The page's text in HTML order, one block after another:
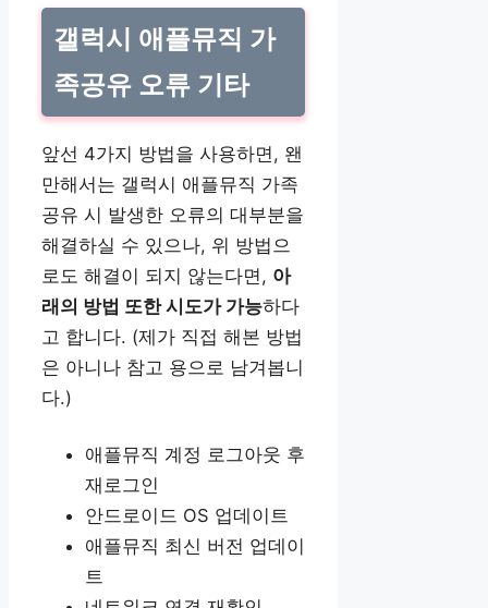
갤럭시 애플뮤직 가
족공유 오류 기타
앞선 4가지 방법을 사용하면, 왠
만해서는 갤럭시 애플뮤직 가족
공유 시 발생한 오류의 대부분을
해결하실 수 있으나, 위 방법으
로도 해결이 되지 않는다면, 아
래의 방법 또한 시도가 가능하다
고 합니다. (제가 직접 해본 방법
은 아니나 참고 용으로 남겨봅니
다.)
애플뮤직 계정 로그아웃 후
재로그인
안드로이드 OS 업데이트
애플뮤직 최신 버전 업데이
트